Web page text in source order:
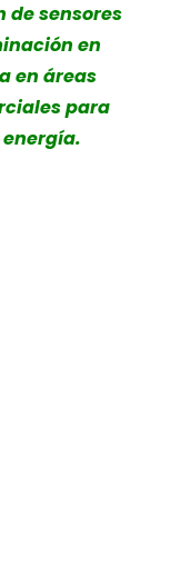
de sensores
en
en áreas
para